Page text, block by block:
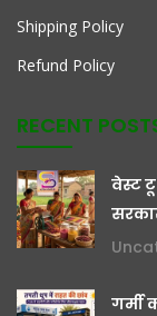
Shipping Policy
Refund Policy
RECENT
वेस्ट
गर्मी